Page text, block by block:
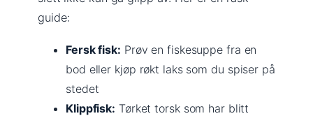
guide:
Fersk fisk: Prøv en fiskesuppe fra en
bod eller kjøp røkt laks som du spiser på
stedet
Klippfisk: Tørket torsk som har blitt